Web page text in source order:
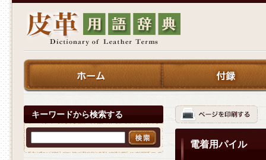
キーワードから検索する
電着用パイル